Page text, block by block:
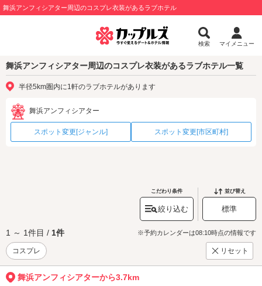
舞浜アンフィシアター周辺のコスプレ衣装があるラブホテル
検索 マイメニュー
舞浜アンフィシアター周辺のコスプレ衣装があるラブホテル一覧
半径5km圏内に1軒のラブホテルがあります
舞浜アンフィシアター
スポット変更[ジャンル] スポット変更[市区町村]
こだわり条件
絞り込む
並び替え
標準
1 ～ 1件目 / 1件 ※予約カレンダーは08:10時点の情報です
コスプレ リセット
舞浜アンフィシアターから3.7km